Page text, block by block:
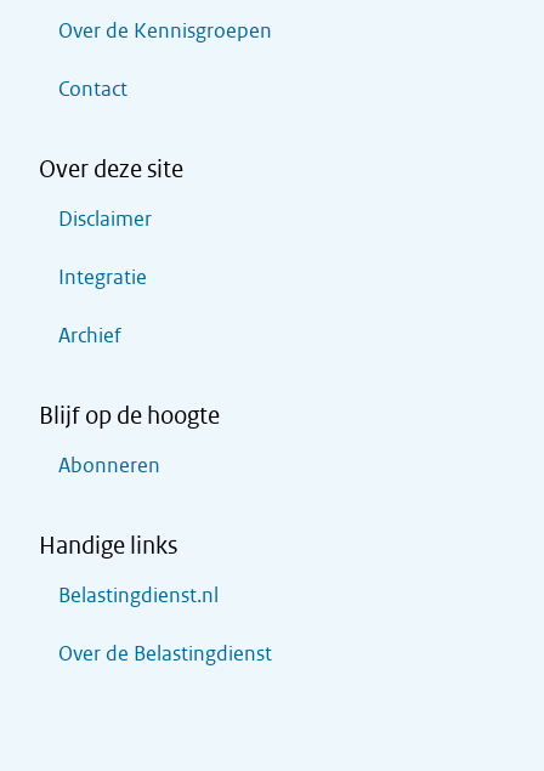
Over de Kennisgroepen
Contact
Over deze site
Disclaimer
Integratie
Archief
Blijf op de hoogte
Abonneren
Handige links
Belastingdienst.nl
Over de Belastingdienst